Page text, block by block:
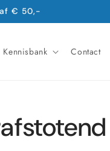
€ 50,-
Kennisbank Contact